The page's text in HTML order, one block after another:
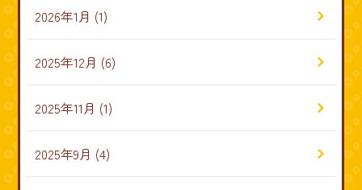
2026年1月 (1)
2025年12月 (6)
2025年11月 (1)
2025年9月 (4)